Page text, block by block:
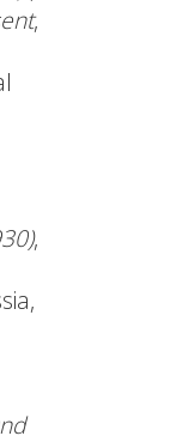
,
,